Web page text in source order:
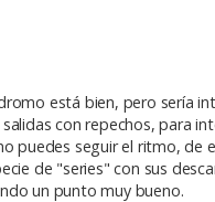
está bien, pero sería
con repechos, para
puedes seguir el ritmo, de
de "series" con sus
un punto muy bueno.